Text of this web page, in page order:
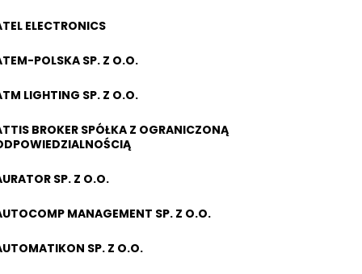
ELECTRONICS
POLSKA SP. Z O.O.
LIGHTING SP. Z O.O.
BROKER SPÓŁKA Z OGRANICZONĄ
SP. Z O.O.
MANAGEMENT SP. Z O.O.
SP. Z O.O.